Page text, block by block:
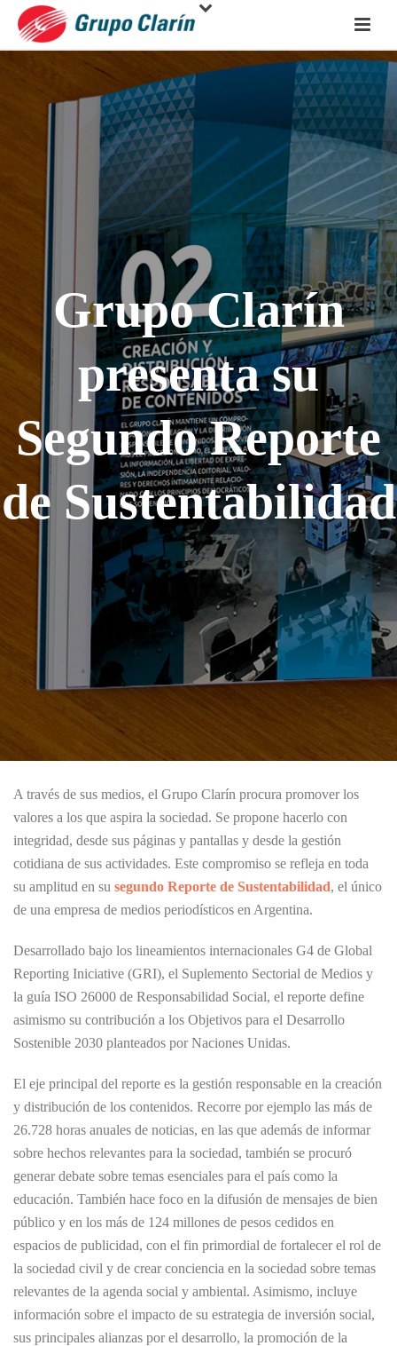
Grupo Clarín
presenta su
Segundo Reporte
de Sustentabilidad
A través de sus medios, el Grupo Clarín procura promover los
valores a los que aspira la sociedad. Se propone hacerlo con
integridad, desde sus páginas y pantallas y desde la gestión
cotidiana de sus actividades. Este compromiso se refleja en toda
su amplitud en su segundo Reporte de Sustentabilidad, el único
de una empresa de medios periodísticos en Argentina.
Desarrollado bajo los lineamientos internacionales G4 de Global
Reporting Iniciative (GRI), el Suplemento Sectorial de Medios y
la guía ISO 26000 de Responsabilidad Social, el reporte define
asimismo su contribución a los Objetivos para el Desarrollo
Sostenible 2030 planteados por Naciones Unidas.
El eje principal del reporte es la gestión responsable en la creación
y distribución de los contenidos. Recorre por ejemplo las más de
26.728 horas anuales de noticias, en las que además de informar
sobre hechos relevantes para la sociedad, también se procuró
generar debate sobre temas esenciales para el país como la
educación. También hace foco en la difusión de mensajes de bien
público y en los más de 124 millones de pesos cedidos en
espacios de publicidad, con el fin primordial de fortalecer el rol de
la sociedad civil y de crear conciencia en la sociedad sobre temas
relevantes de la agenda social y ambiental. Asimismo, incluye
información sobre el impacto de su estrategia de inversión social,
sus principales alianzas por el desarrollo, la promoción de la